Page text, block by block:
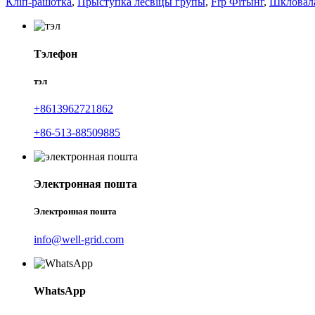
Тэлефон
тэл
+8613962721862
+86-513-88509885
Электронная пошта
Электронная пошта
info@well-grid.com
WhatsApp